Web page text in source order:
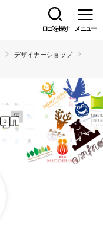
ロゴを探す メニュー
デザイナーショップ